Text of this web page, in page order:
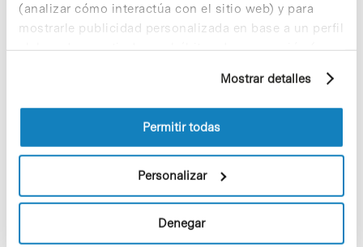
(analizar cómo interactúa con el sitio web) y para
mostrarle publicidad personalizada en base a un perfil
elaborado a partir de sus hábitos de navegación (por
información sobre las cookies puede consultar
la Política de cookies del sitio web.
Mostrar detalles
Permitir todas
Personalizar
Denegar
Share Share